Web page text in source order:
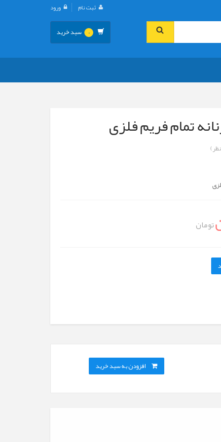
ثبت نام ورود
0 سبد خرید
تمام فریم فلزی
تومان
افزودن به سبد خرید